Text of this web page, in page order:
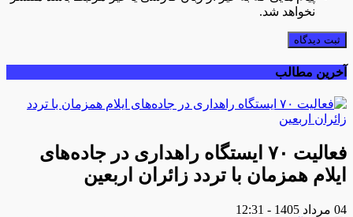
نخواهد شد.
ثبت دیدگاه
آخرین مطالب
فعالیت ۷۰ ایستگاه راهداری در جاده‌های
ایلام همزمان با تردد زائران اربعین
04 مرداد 1405 - 12:31